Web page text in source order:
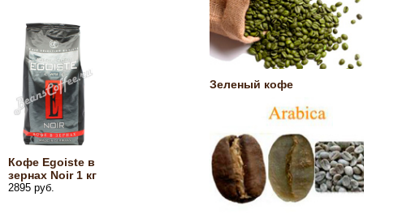
Кофе Egoiste в
зернах Noir 1 кг
2895 руб.
Зеленый кофе